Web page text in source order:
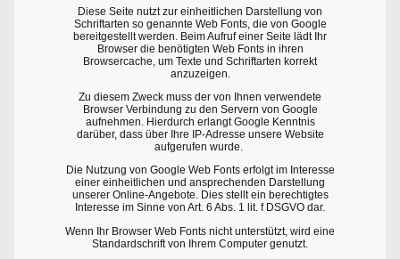
Diese Seite nutzt zur einheitlichen Darstellung von
Schriftarten so genannte Web Fonts, die von Google
bereitgestellt werden. Beim Aufruf einer Seite lädt Ihr
Browser die benötigten Web Fonts in ihren
Browsercache, um Texte und Schriftarten korrekt
anzuzeigen.
Zu diesem Zweck muss der von Ihnen verwendete
Browser Verbindung zu den Servern von Google
aufnehmen. Hierdurch erlangt Google Kenntnis
darüber, dass über Ihre IP-Adresse unsere Website
aufgerufen wurde.
Die Nutzung von Google Web Fonts erfolgt im Interesse
einer einheitlichen und ansprechenden Darstellung
unserer Online-Angebote. Dies stellt ein berechtigtes
Interesse im Sinne von Art. 6 Abs. 1 lit. f DSGVO dar.
Wenn Ihr Browser Web Fonts nicht unterstützt, wird eine
Standardschrift von Ihrem Computer genutzt.